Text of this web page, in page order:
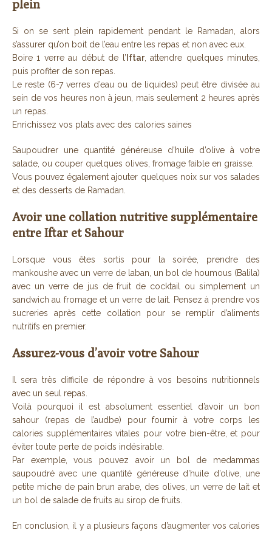
plein
Si on se sent plein rapidement pendant le Ramadan, alors
s’assurer qu’on boit de l’eau entre les repas et non avec eux.
Boire 1 verre au début de l’ Iftar, attendre quelques minutes,
puis profiter de son repas.
Le reste (6-7 verres d’eau ou de liquides) peut être divisée au
sein de vos heures non à jeun, mais seulement 2 heures après
un repas.
Enrichissez vos plats avec des calories saines
Saupoudrer une quantité généreuse d’huile d’olive à votre
salade, ou couper quelques olives, fromage faible en graisse.
Vous pouvez également ajouter quelques noix sur vos salades
et des desserts de Ramadan.
Avoir une collation nutritive supplémentaire
entre Iftar et Sahour
Lorsque vous êtes sortis pour la soirée, prendre des
mankoushe avec un verre de laban, un bol de houmous (Balila)
avec un verre de jus de fruit de cocktail ou simplement un
sandwich au fromage et un verre de lait. Pensez à prendre vos
sucreries après cette collation pour se remplir d’aliments
nutritifs en premier.
Assurez-vous d’avoir votre Sahour
Il sera très difficile de répondre à vos besoins nutritionnels
avec un seul repas.
Voilà pourquoi il est absolument essentiel d’avoir un bon
sahour (repas de l’audbe) pour fournir à votre corps les
calories supplémentaires vitales pour votre bien-être, et pour
éviter toute perte de poids indésirable.
Par exemple, vous pouvez avoir un bol de medammas
saupoudré avec une quantité généreuse d’huile d’olive, une
petite miche de pain brun arabe, des olives, un verre de lait et
un bol de salade de fruits au sirop de fruits.
En conclusion, il y a plusieurs façons d’augmenter vos calories